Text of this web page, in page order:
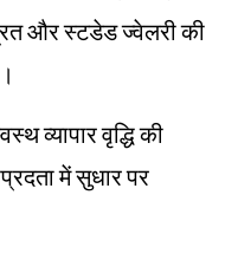
और स्टडेड ज्वेलरी की
व्यापार वृद्धि की
में सुधार पर